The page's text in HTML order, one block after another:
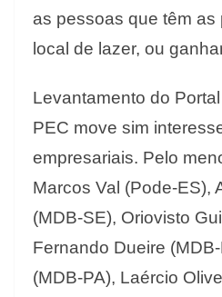
as pessoas que têm as
local de lazer, ou
Levantamento do
PEC move sim
empresariais. Pelo
Marcos Val (Pode-ES),
(MDB-SE), Oriovisto
Fernando Dueire
(MDB-PA), Laércio